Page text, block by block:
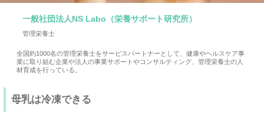
一般社団法人NS Labo（栄養サポート研究所）
管理栄養士
全国約1000名の管理栄養士をサービスパートナーとして、健康やヘルスケア事
業に取り組む企業や法人の事業サポートやコンサルティング、管理栄養士の人
材育成を行っている。
母乳は冷凍できる